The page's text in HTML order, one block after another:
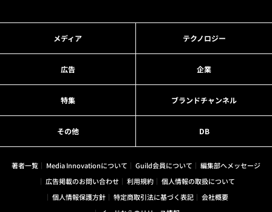
メディア テクノロジー
広告 企業
特集 ブランドチャンネル
その他 DB
著者一覧 Media Innovationについて Guild会員について
編集部へメッセージ
広告掲載のお問い合わせ
利用規約
個人情報の取扱について
個人情報保護方針
特定商取引法に基づく表記
会社概要